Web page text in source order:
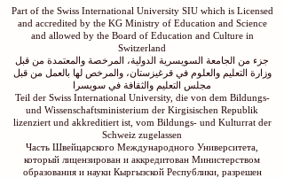
Part of the Swiss International University SIU which is Licensed
and accredited by the KG Ministry of Education and Science
and allowed by the Board of Education and Culture in
Switzerland
جزء من الجامعة السويسرية الدولية، المرخصة والمعتمدة من قبل
وزارة التعليم والعلوم في قرغيزستان، والمرخص لها بالعمل من قبل
مجلس التعليم والثقافة في سويسرا
Teil der Swiss International University, die von dem Bildungs-
und Wissenschaftsministerium der Kirgisischen Republik
lizenziert und akkreditiert ist, vom Bildungs- und Kulturrat der
Schweiz zugelassen
Часть Швейцарского Международного Университета,
который лицензирован и аккредитован Министерством
образования и науки Кыргызской Республики, разрешен